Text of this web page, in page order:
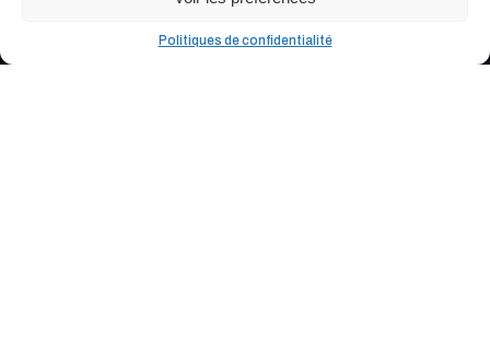
Politiques de confidentialité